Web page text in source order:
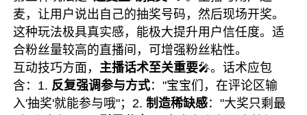
麦，让用户说出自己的抽奖号码，然后现场开奖。
这种玩法极具真实感，能极大提升用户信任度。适
合粉丝量较高的直播间，可增强粉丝粘性。
互动技巧方面， 主播话术至关重要🎤。话术应包
含：1. 反复强调参与方式："宝宝们，在评论区输
入'抽奖'就能参与哦"；2.制造稀缺感："大奖只剩最